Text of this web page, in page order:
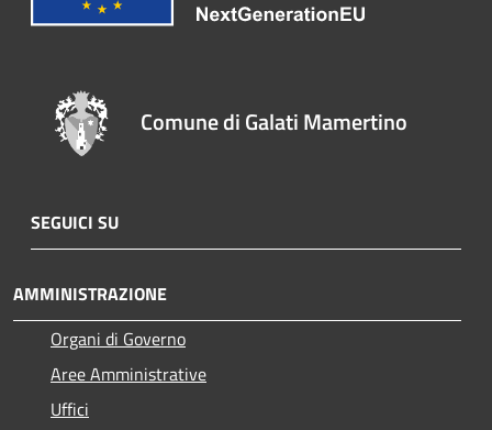
Comune di Galati Mamertino
SEGUICI SU
AMMINISTRAZIONE
Organi di Governo
Aree Amministrative
Uffici